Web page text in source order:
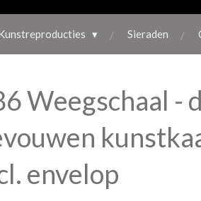
Sieraden
Weegschaal -
envelop